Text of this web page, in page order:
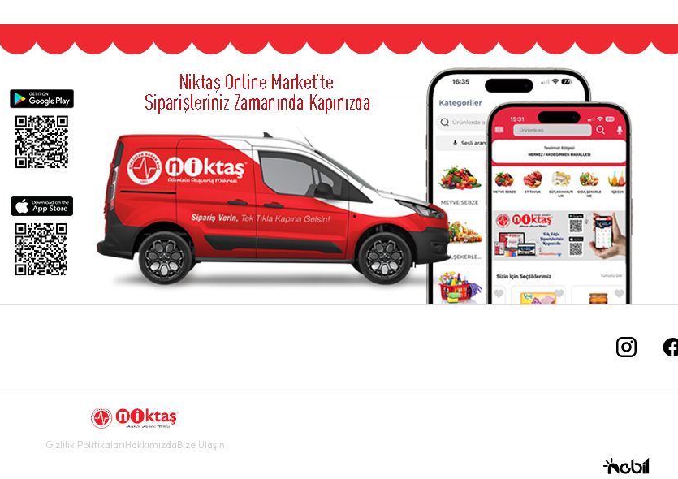
Gizlilik PolitikalarıHakkımızdaBize Ulaşın